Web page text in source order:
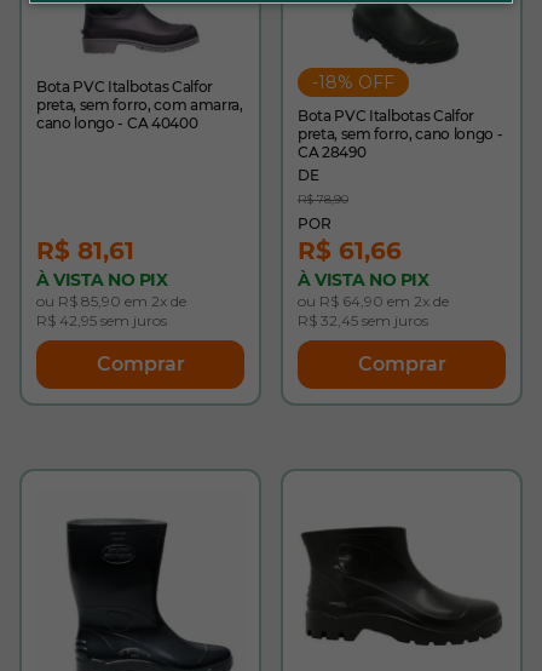
Bota PVC Italbotas Calfor
preta, sem forro, com amarra,
cano longo - CA 40400
R$ 81,61
À VISTA NO PIX
ou R$ 85,90 em 2x de
R$ 42,95 sem juros
Comprar
-18% OFF
Bota PVC Italbotas Calfor
preta, sem forro, cano longo -
CA 28490
R$ 78,90
R$ 61,66
À VISTA NO PIX
ou R$ 64,90 em 2x de
R$ 32,45 sem juros
Comprar